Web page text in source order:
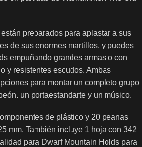
preparados para aplastar a sus
de sus enormes martillos, y puedes
empuñando grandes armas o con
y resistentes escudos. Ambas
para montar un completo grupo
un portaestandarte y un músico.
de plástico y 20 peanas
mm. También incluye 1 hoja con 342
para Dwarf Mountain Holds para